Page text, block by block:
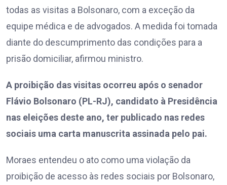
todas as visitas a Bolsonaro, com a exceção da
equipe médica e de advogados. A medida foi tomada
diante do descumprimento das condições para a
prisão domiciliar, afirmou ministro.
A proibição das visitas ocorreu após o senador
Flávio Bolsonaro (PL-RJ), candidato à Presidência
nas eleições deste ano, ter publicado nas redes
sociais uma carta manuscrita assinada pelo pai.
Moraes entendeu o ato como uma violação da
proibição de acesso às redes sociais por Bolsonaro,